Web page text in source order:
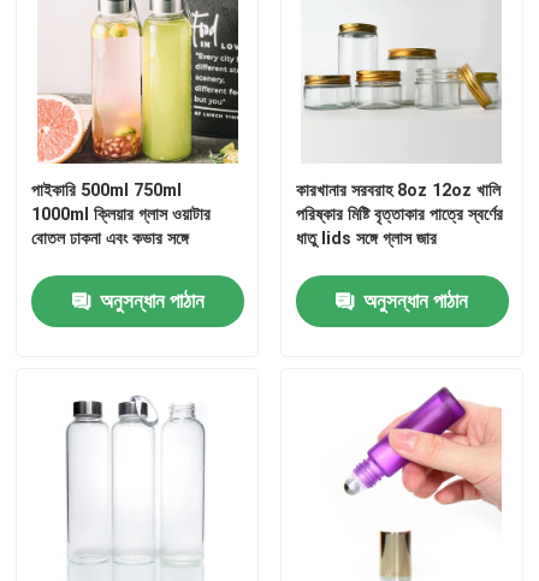
পাইকারি 500ml 750ml
1000ml ক্লিয়ার গ্লাস ওয়াটার
বোতল ঢাকনা এবং কভার সঙ্গে
অনুসন্ধান পাঠান
কারখানার সরবরাহ 8oz 12oz খালি
পরিষ্কার মিষ্টি বৃত্তাকার পাত্রে স্বর্ণের
ধাতু lids সঙ্গে গ্লাস জার
অনুসন্ধান পাঠান